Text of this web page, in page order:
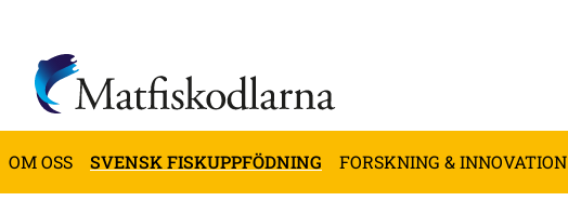
OM OSS SVENSK FISKUPPFÖDNING FORSKNING & INNOVATION